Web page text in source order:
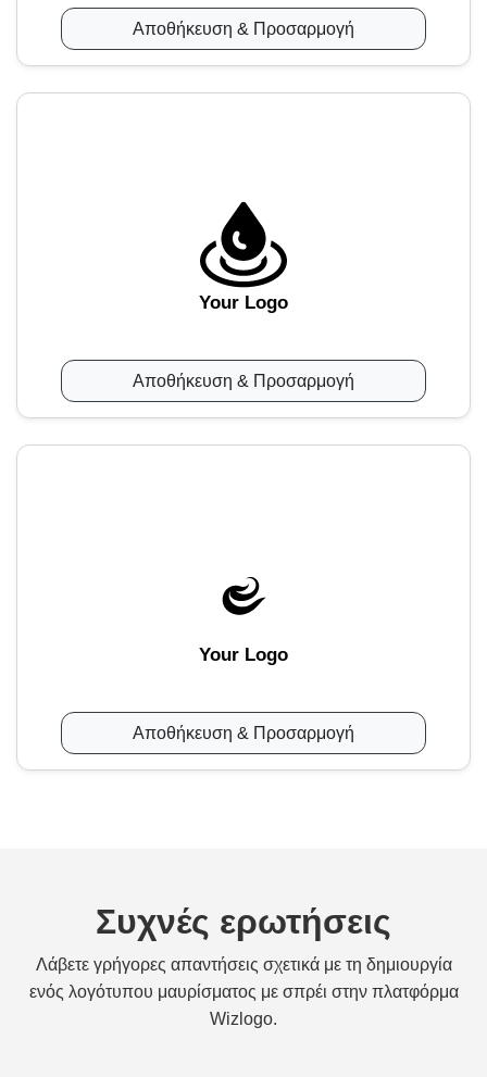
Αποθήκευση & Προσαρμογή
Your Logo
Αποθήκευση & Προσαρμογή
Your Logo
Αποθήκευση & Προσαρμογή
Συχνές ερωτήσεις
Λάβετε γρήγορες απαντήσεις σχετικά με τη δημιουργία
ενός λογότυπου μαυρίσματος με σπρέι στην πλατφόρμα
Wizlogo.